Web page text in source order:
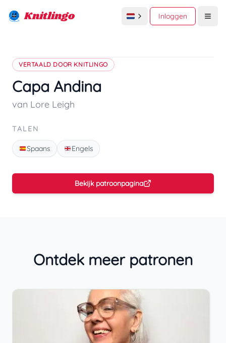
Knitlingo Inloggen
VERTAALD DOOR KNITLINGO
Capa Andina
van Lore Leigh
TALEN
Spaans Engels
Bekijk patroonpagina
Ontdek meer patronen